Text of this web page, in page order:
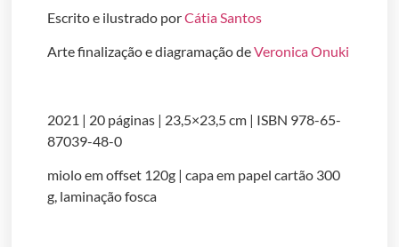
Escrito e ilustrado porCátia Santos
Arte finalização e diagramação deVeronica Onuki
2021 | 20 páginas | 23,5×23,5 cm | ISBN 978-65-
87039-48-0
miolo em offset 120g | capa em papel cartão 300
g, laminação fosca